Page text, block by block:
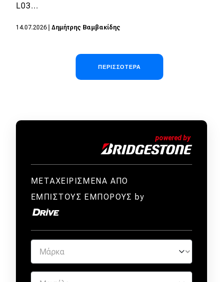
L03…
14.07.2026 Δημήτρης Βαμβακίδης
ΠΕΡΙΣΣΌΤΕΡΑ
ΜΕΤΑΧΕΙΡΙΣΜΕΝΑ ΑΠΟ
ΕΜΠΙΣΤΟΥΣ ΕΜΠΟΡΟΥΣ by